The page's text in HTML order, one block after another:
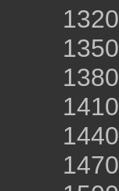
1320
1350
1380
1410
1440
1470